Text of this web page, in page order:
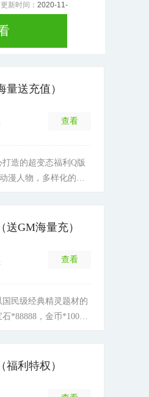
更新时间： 2020-11-
27
量送充值）
查看
打造的超变态福利Q版
漫人物，多样化的职
冒险之旅。[详细]
送GM海量充）
查看
国民级经典精灵题材的
*88888，金币*1000
新一代的宠物训练大
福利特权）